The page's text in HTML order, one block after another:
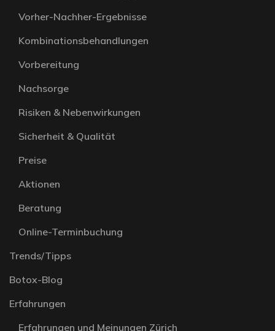
Vorher-Nachher-Ergebnisse
Kombinationsbehandlungen
Vorbereitung
Nachsorge
Risiken & Nebenwirkungen
Sicherheit & Qualität
Preise
Aktionen
Beratung
Online-Terminbuchung
Trends/Tipps
Botox-Blog
Erfahrungen
Erfahrungen und Meinungen Zürich